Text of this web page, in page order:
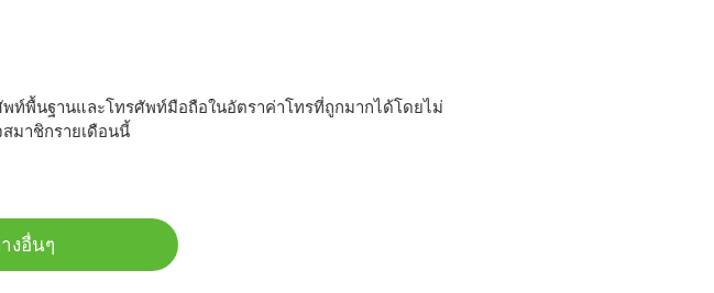
ท์พื้นฐานและโทรศัพท์มือถือในอัตราค่าโทรที่ถูกมากได้โดยไม่
มาชิกรายเดือนนี้
งอื่นๆ